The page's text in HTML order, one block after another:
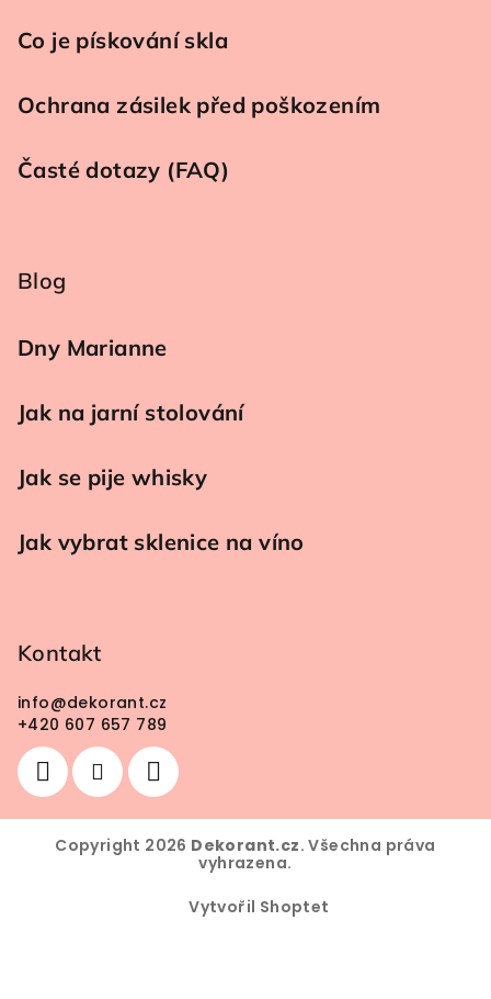
Co je pískování skla
Ochrana zásilek před poškozením
Časté dotazy (FAQ)
Blog
Dny Marianne
Jak na jarní stolování
Jak se pije whisky
Jak vybrat sklenice na víno
Kontakt
info@dekorant.cz
+420 607 657 789
Copyright 2026 Dekorant.cz. Všechna práva
vyhrazena.
Vytvořil Shoptet